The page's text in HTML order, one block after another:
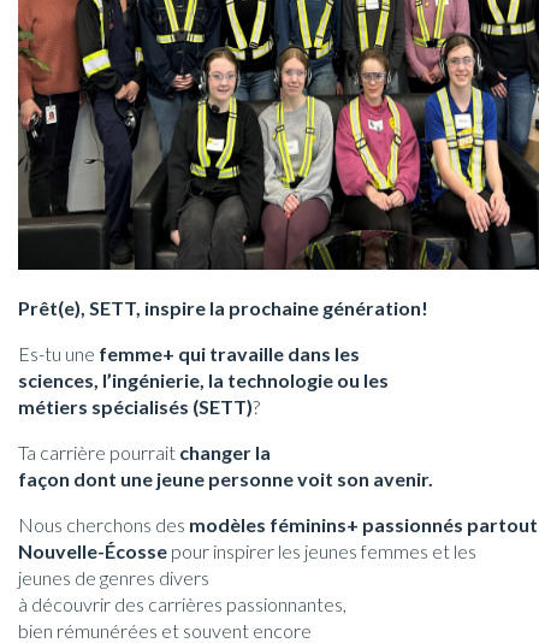
Prêt(e), SETT, inspire la prochaine génération!
Es-tu une femme+ qui travaille dans les
sciences, l’ingénierie, la technologie ou les
métiers spécialisés (SETT)?
Ta carrière pourrait changer la
façon dont une jeune personne voit son avenir.
Nous cherchons des modèles féminins+ passionnés
Nouvelle-Écosse pour inspirer les jeunes femmes et les
jeunes de genres divers
à découvrir des carrières passionnantes,
bien rémunérées et souvent encore